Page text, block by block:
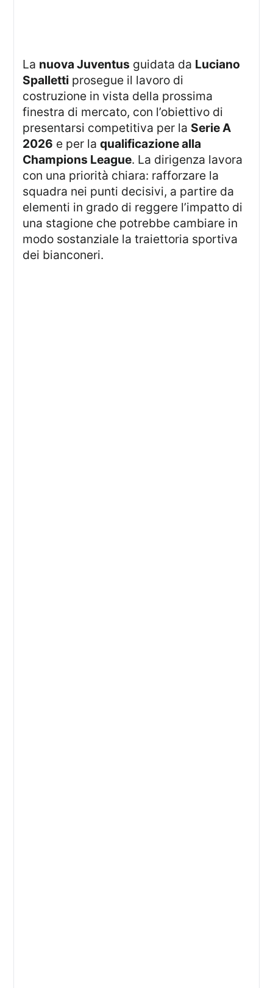
La nuova Juventus guidata da Luciano
Spalletti prosegue il lavoro di
costruzione in vista della prossima
finestra di mercato, con l’obiettivo di
presentarsi competitiva per la Serie A
2026 e per laqualificazione alla
Champions League. La dirigenza lavora
con una priorità chiara: rafforzare la
squadra nei punti decisivi, a partire da
elementi in grado di reggere l’impatto di
una stagione che potrebbe cambiare in
modo sostanziale la traiettoria sportiva
dei bianconeri.